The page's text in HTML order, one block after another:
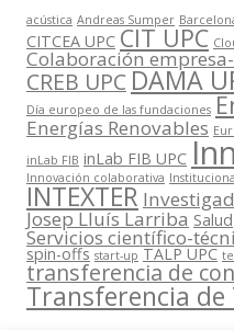
acústica Andreas Sumper
CITCEA UPC CIT UPC
Colaboración
CREB UPCDAMA
Día europeo de las fundaciones
Energías Renovables
inLab FIB inLab FIB UPC
Innovación colaborativa
INTEXTER
Josep Lluís Larriba Salud
Servicios científico-
spin-offs start-up TALP UPC
transferencia de
Transferencia de